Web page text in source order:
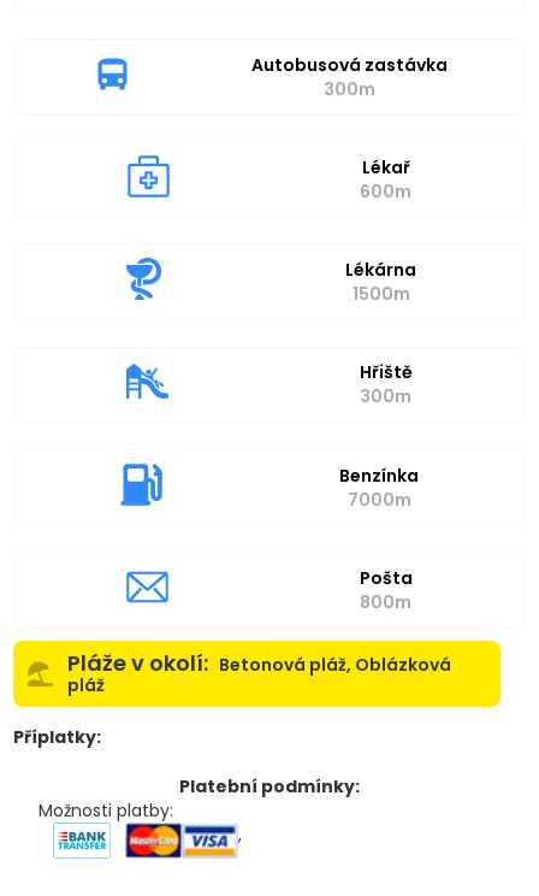
Autobusová zastávka
300m
Lékař
600m
Lékárna
1500m
Hřiště
300m
Benzínka
7000m
Pošta
800m
Pláže v okolí: Betonová pláž, Oblázková
pláž
Příplatky:
Platební podmínky:
Možnosti platby:
,